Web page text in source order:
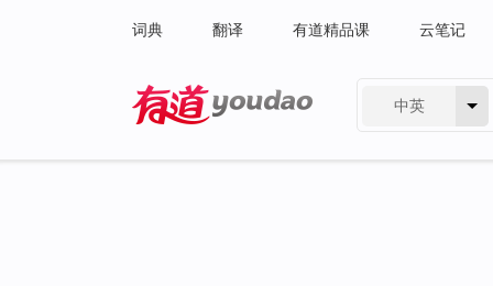
词典 翻译 有道精品课 云笔记
中英